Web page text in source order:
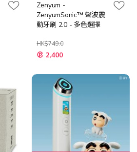
Zenyum -
ZenyumSonic™ 聲波震
動牙刷 2.0 - 多色選擇
HK$749.0
2,400